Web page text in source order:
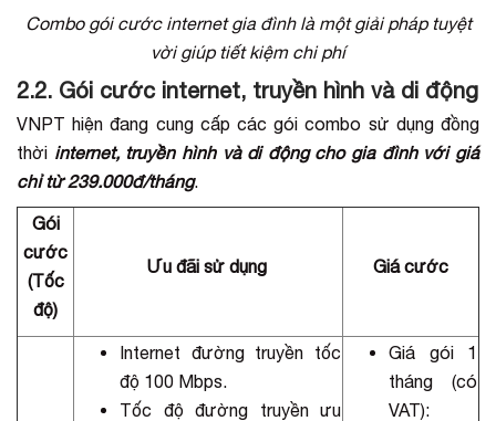
Combo gói cước internet gia đình là một giải pháp tuyệt
vời giúp tiết kiệm chi phí
2.2. Gói cước internet, truyền hình và di động
VNPT hiện đang cung cấp các gói combo sử dụng đồng
thời internet, truyền hình và di động cho gia đình với giá
chỉ từ 239.000đ/tháng.
Gói
cước
(Tốc
độ)
Ưu đãi sử dụng Giá cước
Internet đường truyền tốc
độ 100 Mbps.
Tốc độ đường truyền ưu
Giá gói 1
tháng (có
VAT):